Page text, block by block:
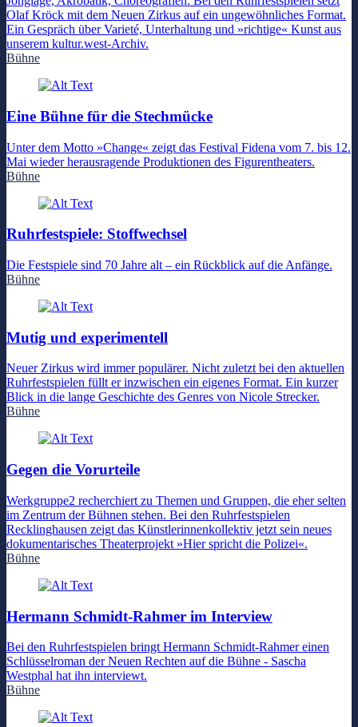
Olaf Kröck mit dem Neuen Zirkus auf ein ungewöhnliches Format.
Ein Gespräch über Varieté, Unterhaltung und »richtige« Kunst aus
unserem kultur.west-Archiv.
Bühne
Eine Bühne für die Stechmücke
Unter dem Motto »Change« zeigt das Festival Fidena vom 7. bis 12.
Mai wieder herausragende Produktionen des Figurentheaters.
Bühne
Ruhrfestspiele: Stoffwechsel
Die Festspiele sind 70 Jahre alt – ein Rückblick auf die Anfänge.
Bühne
Mutig und experimentell
Neuer Zirkus wird immer populärer. Nicht zuletzt bei den aktuellen
Ruhrfestspielen füllt er inzwischen ein eigenes Format. Ein kurzer
Blick in die lange Geschichte des Genres von Nicole Strecker.
Bühne
Gegen die Vorurteile
Werkgruppe2 recherchiert zu Themen und Gruppen, die eher selten
im Zentrum der Bühnen stehen. Bei den Ruhrfestspielen
Recklinghausen zeigt das Künstlerinnenkollektiv jetzt sein neues
dokumentarisches Theaterprojekt »Hier spricht die Polizei«.
Bühne
Hermann Schmidt-Rahmer im Interview
Bei den Ruhrfestspielen bringt Hermann Schmidt-Rahmer einen
Schlüsselroman der Neuen Rechten auf die Bühne - Sascha
Westphal hat ihn interviewt.
Bühne